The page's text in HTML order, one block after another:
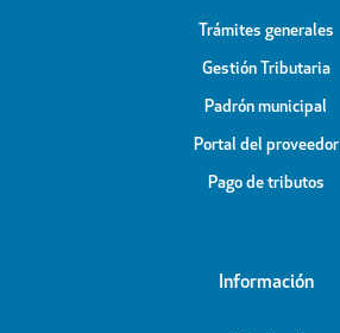
Trámites generales
Gestión Tributaria
Padrón municipal
Portal del proveedor
Pago de tributos
Información